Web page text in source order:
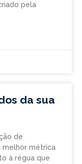
pela
da sua
de
melhor métrica
à régua que